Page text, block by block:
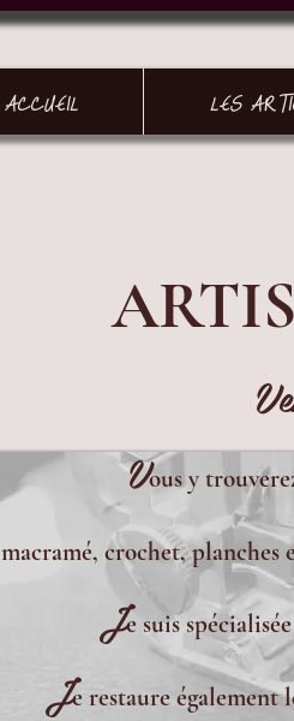
ACCUEIL LES
Vous y
macramé, crochet,
Je suis
Je restaure également